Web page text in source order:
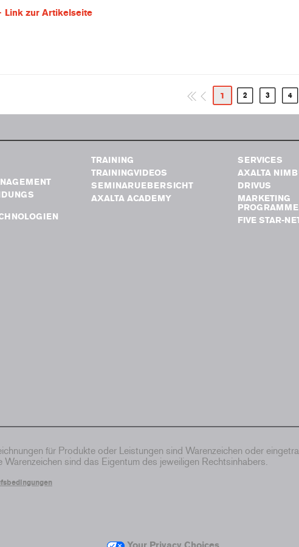
Link zur Artikelseite
1 2 3 4
TRAINING
TRAININGVIDEOS
SEMINARUEBERSICHT
AXALTA ACADEMY
SERVICES
AXALTA
DRIVUS
MARKETING
FIVE STAR-
für Produkte oder Leistungen sind Warenzeichen oder
sind das Eigentum des jeweiligen Rechtsinhabers.